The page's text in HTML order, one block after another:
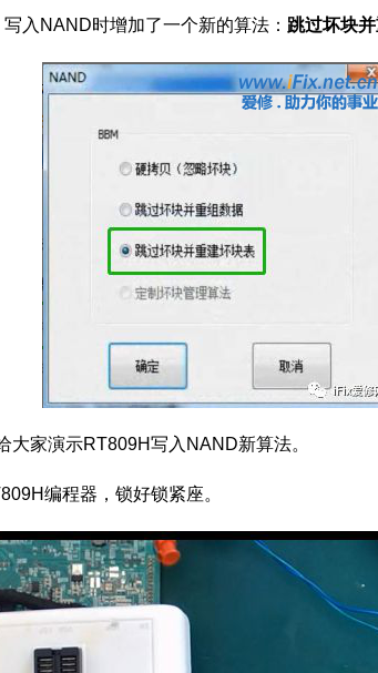
入NAND时增加了一个新的算法： 跳过坏块
家演示RT809H写入NAND新算法。
编程器，锁好锁紧座。